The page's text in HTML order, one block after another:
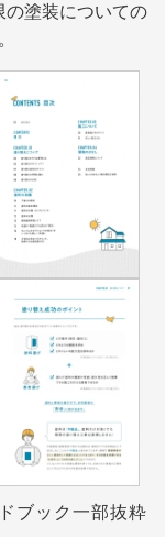
の塗装についての
ブック一部抜粋